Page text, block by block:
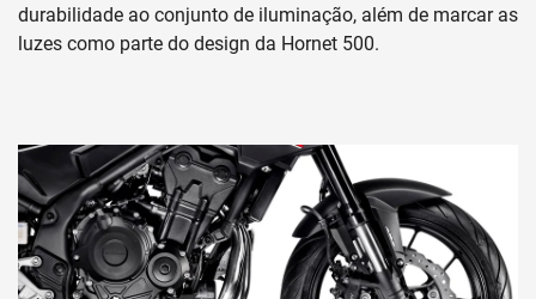
durabilidade ao​ conjunto de iluminação, além de marcar as
luzes como parte​ do design da Hornet 500.